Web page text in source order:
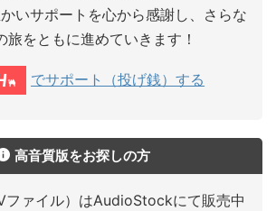
いサポートを心から感謝し、さらな
旅をともに進めていきます！
でサポート（投げ銭）する
高音質版をお探しの方
ファイル）はAudioStockにて販売中